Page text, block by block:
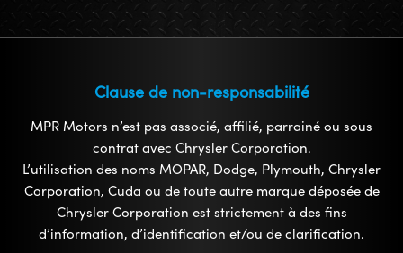
Clause de non-responsabilité
MPR Motors n’est pas associé, affilié, parrainé ou sous
contrat avec Chrysler Corporation.
L’utilisation des noms MOPAR, Dodge, Plymouth, Chrysler
Corporation, Cuda ou de toute autre marque déposée de
Chrysler Corporation est strictement à des fins
d’information, d’identification et/ou de clarification.